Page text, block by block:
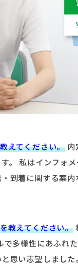
えてください。 内
。 私はインフォ
到着に関する案内
教えてください。
多様性にあふれ
思い志望しました。